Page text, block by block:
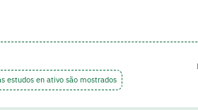
estudos en ativo são mostrados